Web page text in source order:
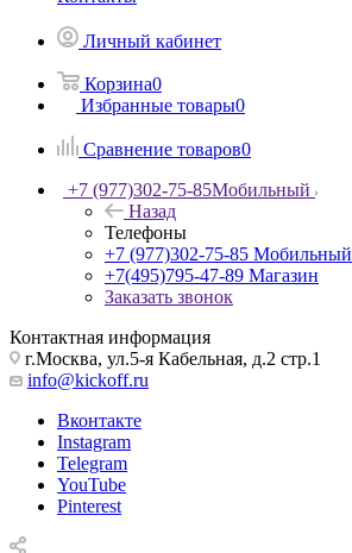
Личный кабинет
Корзина0
Избранные товары0
Сравнение товаров0
+7 (977)302-75-85Мобильный
Назад
Телефоны
+7 (977)302-75-85 Мобильный
+7(495)795-47-89 Магазин
Заказать звонок
Контактная информация
г.Москва, ул.5-я Кабельная, д.2 стр.1
info@kickoff.ru
Вконтакте
Instagram
Telegram
YouTube
Pinterest